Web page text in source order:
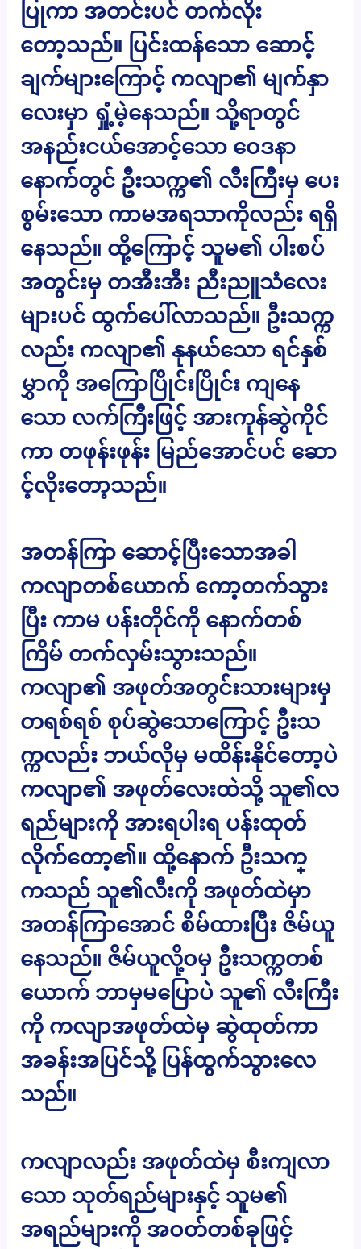
ပြုကာ အတင်းပင် တက်လိုး
တော့သည်။ ပြင်းထန်သော ဆောင့်
ချက်များကြောင့် ကလျာ၏ မျက်နှာ
လေးမှာ ရှုံ့မဲ့နေသည်။ သို့ရာတွင်
အနည်းငယ်အောင့်သော ဝေဒနာ
နောက်တွင် ဦးသက္က၏ လီးကြီးမှ ပေး
စွမ်းသော ကာမအရသာကိုလည်း ရရှိ
နေသည်။ ထို့ကြောင့် သူမ၏ ပါးစပ်
အတွင်းမှ တအီးအီး ညီးညူသံလေး
များပင် ထွက်ပေါ်လာသည်။ ဦးသက္က
လည်း ကလျာ၏ နုနယ်သော ရင်နှစ်
မွှာကို အကြောပြိုင်းပြိုင်း ကျနေ
သော လက်ကြီးဖြင့် အားကုန်ဆွဲကိုင်
ကာ တဖုန်းဖုန်း မြည်အောင်ပင် ဆော
င့်လိုးတော့သည်။
အတန်ကြာ ဆောင့်ပြီးသောအခါ
ကလျာတစ်ယောက် ကော့တက်သွား
ပြီး ကာမ ပန်းတိုင်ကို နောက်တစ်
ကြိမ် တက်လှမ်းသွားသည်။
ကလျာ၏ အဖုတ်အတွင်းသားများမှ
တရစ်ရစ် စုပ်ဆွဲသောကြောင့် ဦးသ
က္ကလည်း ဘယ်လိုမှ မထိန်းနိုင်တော့ပဲ
ကလျာ၏ အဖုတ်လေးထဲသို့ သူ၏လ
ရည်များကို အားရပါးရ ပန်းထုတ်
လိုက်တော့၏။ ထို့နောက် ဦးသက္
ကသည် သူ၏လီးကို အဖုတ်ထဲမှာ
အတန်ကြာအောင် စိမ်ထားပြီး ဇိမ်ယူ
နေသည်။ ဇိမ်ယူလို့ဝမှ ဦးသက္ကတစ်
ယောက် ဘာမှမပြောပဲ သူ၏ လီးကြီး
ကို ကလျာအဖုတ်ထဲမှ ဆွဲထုတ်ကာ
အခန်းအပြင်သို့ ပြန်ထွက်သွားလေ
သည်။
ကလျာလည်း အဖုတ်ထဲမှ စီးကျလာ
သော သုတ်ရည်များနှင့် သူမ၏
အရည်များကို အဝတ်တစ်ခုဖြင့်